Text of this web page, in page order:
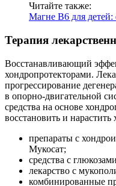
Читайте также:
Магне В6 для детей:
Терапия
Восстанавливающий
хондропротекторами.
прогрессирование
в опорно-двигательной
средства на основе
восстановить и
препараты с
Мукосат;
средства с
лекарство с
комбинированные